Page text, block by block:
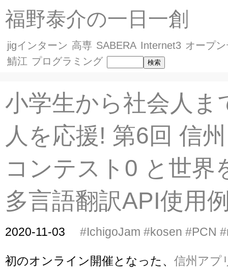
福野泰介の一日一創
jigインターン 高専 SABERA Internet3 オープ
鯖江 プログラミング
小学生から社会人ま
人を応援! 第6回 信
コンテスト0 と世界
多言語翻訳API使用
2020-11-03 #IchigoJam #kosen #PCN
初のオンライン開催となった、 信州アプ